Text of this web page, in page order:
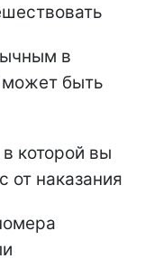
в
быть
которой вы
от наказания